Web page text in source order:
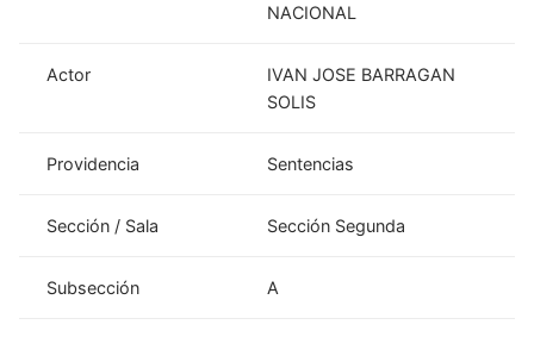
NACIONAL
Actor
IVAN JOSE BARRAGAN
SOLIS
Providencia Sentencias
Sección / Sala Sección Segunda
Subsección A